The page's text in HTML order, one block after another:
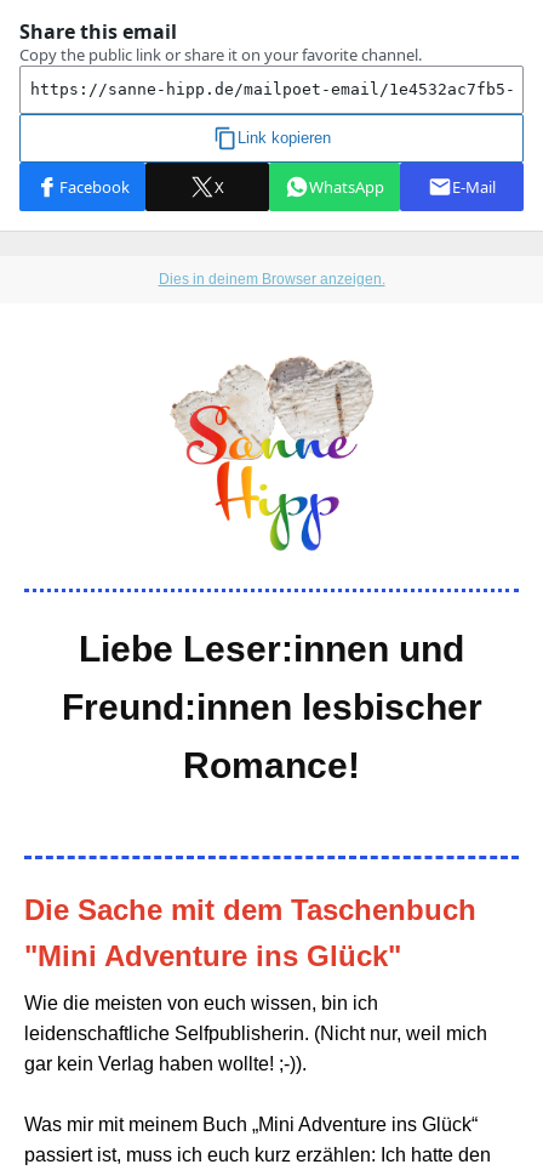
Dies in deinem Browser anzeigen.
Liebe Leser:innen und
Freund:innen lesbischer
Romance!
Die Sache mit dem Taschenbuch
"Mini Adventure ins Glück"
Wie die meisten von euch wissen, bin ich
leidenschaftliche Selfpublisherin. (Nicht nur, weil mich
gar kein Verlag haben wollte! ;-)).
Was mir mit meinem Buch „Mini Adventure ins Glück“
passiert ist, muss ich euch kurz erzählen: Ich hatte den